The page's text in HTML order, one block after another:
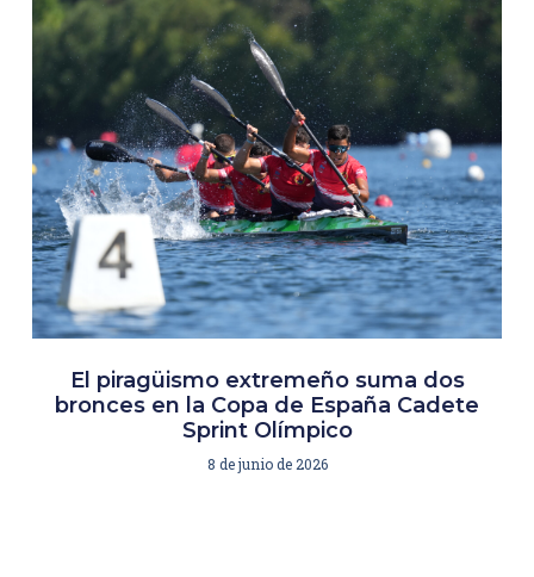
El piragüismo extremeño suma dos
bronces en la Copa de España Cadete
Sprint Olímpico
8 de junio de 2026